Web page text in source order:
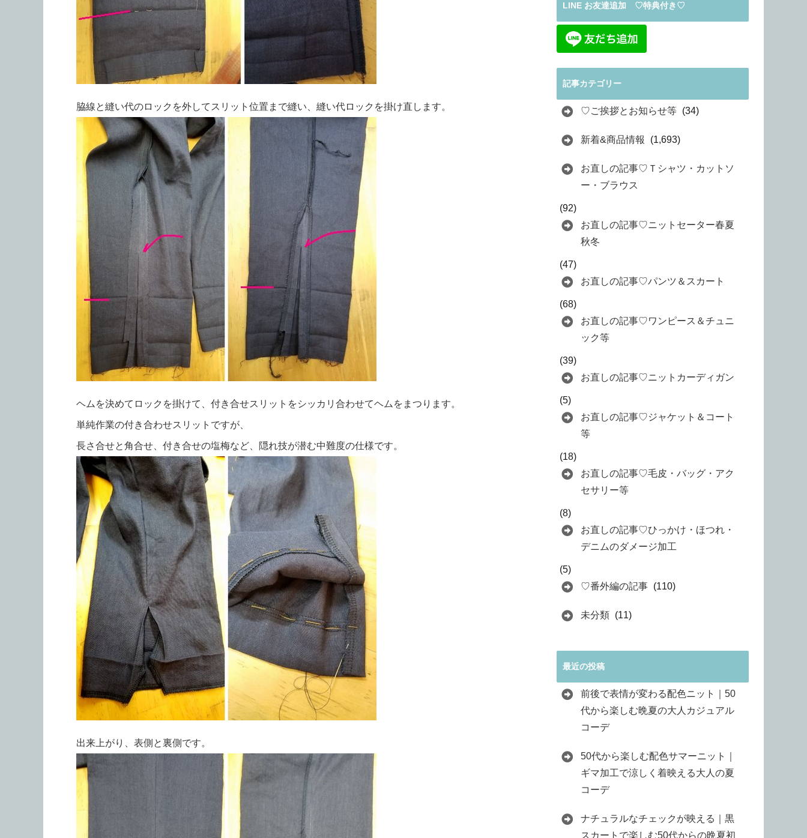
脇線と縫い代のロックを外してスリット位置まで縫い、縫い代ロックを掛け直します。
ヘムを決めてロックを掛けて、付き合せスリットをシッカリ合わせてヘムをまつります。
単純作業の付き合わせスリットですが、
長さ合せと角合せ、付き合せの塩梅など、隠れ技が潜む中難度の仕様です。
出来上がり、表側と裏側です。
LINE お友達追加 ♡特典付き♡
記事カテゴリー
♡ご挨拶とお知らせ等 (34)
新着&商品情報 (1,693)
お直しの記事♡Ｔシャツ・カットソ
ー・ブラウス
(92)
お直しの記事♡ニットセーター春夏
秋冬
(47)
お直しの記事♡パンツ＆スカート
(68)
お直しの記事♡ワンピース＆チュニ
ック等
(39)
お直しの記事♡ニットカーディガン
(5)
お直しの記事♡ジャケット＆コート
等
(18)
お直しの記事♡毛皮・バッグ・アク
セサリー等
(8)
お直しの記事♡ひっかけ・ほつれ・
デニムのダメージ加工
(5)
♡番外編の記事 (110)
未分類 (11)
最近の投稿
前後で表情が変わる配色ニット｜50
代から楽しむ晩夏の大人カジュアル
コーデ
50代から楽しむ配色サマーニット｜
ギマ加工で涼しく着映える大人の夏
コーデ
ナチュラルなチェックが映える｜黒
スカートで楽しむ50代からの晩夏初